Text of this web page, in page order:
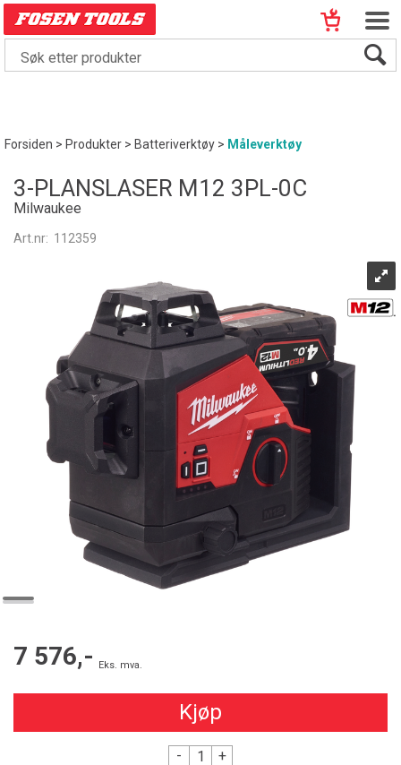
Forsiden>Produkter>Batteriverktøy> Måleverktøy
3-PLANSLASER M12 3PL-0C
Milwaukee
Art.nr: 112359
7 576,- Eks. mva.
Kjøp
- +